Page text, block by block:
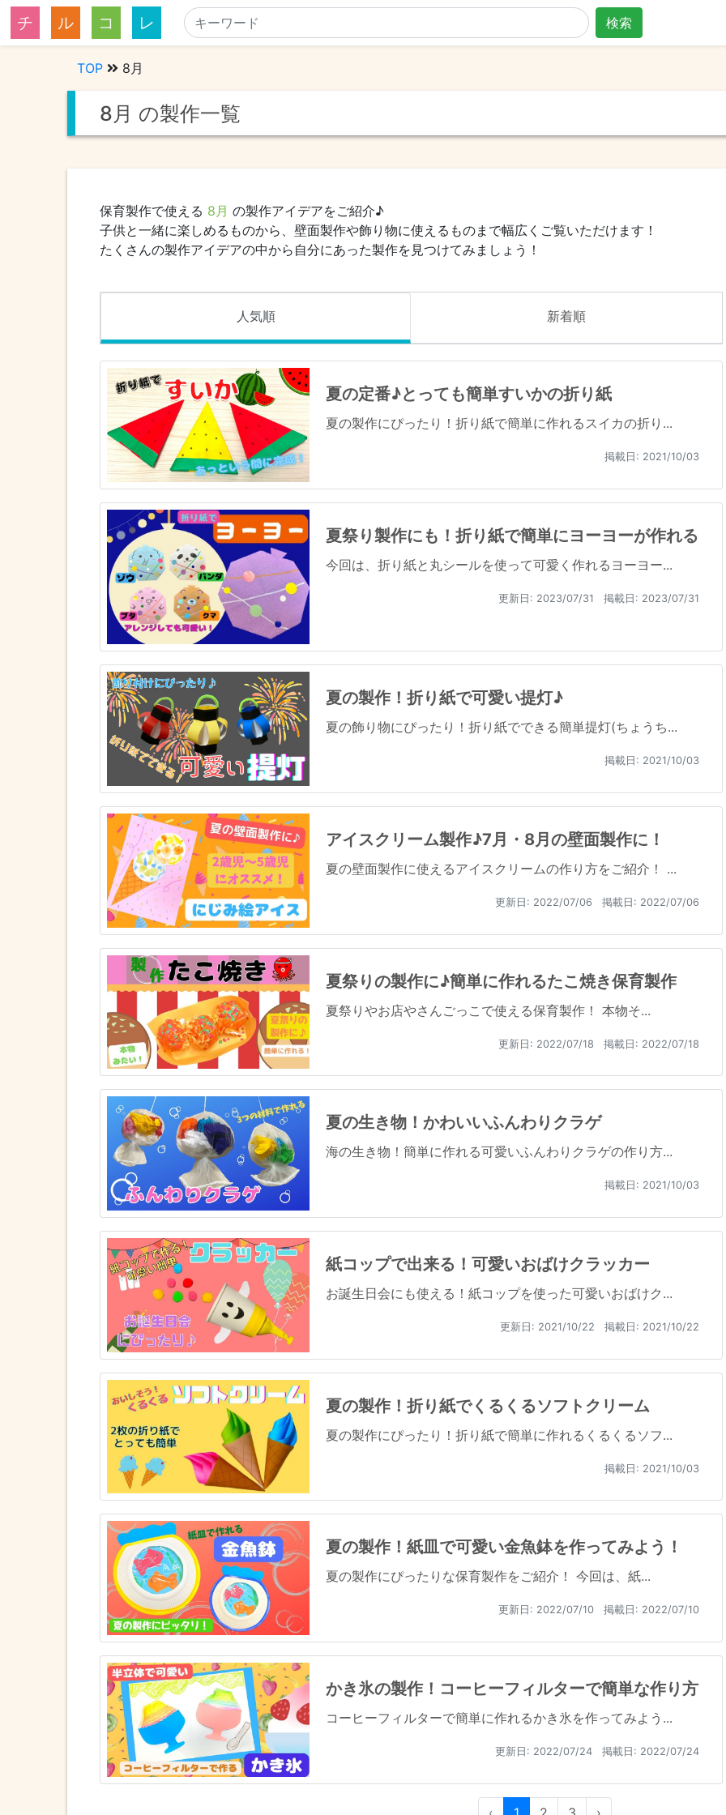
チ ル コ レ 検索
TOP 8月
8月 の製作一覧
保育製作で使える 8月 の製作アイデアをご紹介♪
子供と一緒に楽しめるものから、壁面製作や飾り物に使えるものまで幅広くご覧いただけます！
たくさんの製作アイデアの中から自分にあった製作を見つけてみましょう！
人気順 新着順
夏の定番♪とっても簡単すいかの折り紙
夏の製作にぴったり！折り紙で簡単に作れるスイカの折り...
掲載日: 2021/10/03
夏祭り製作にも！折り紙で簡単にヨーヨーが作れる
今回は、折り紙と丸シールを使って可愛く作れるヨーヨー...
更新日: 2023/07/31 掲載日: 2023/07/31
夏の製作！折り紙で可愛い提灯♪
夏の飾り物にぴったり！折り紙でできる簡単提灯(ちょうち...
掲載日: 2021/10/03
アイスクリーム製作♪7月・8月の壁面製作に！
夏の壁面製作に使えるアイスクリームの作り方をご紹介！ ...
更新日: 2022/07/06 掲載日: 2022/07/06
夏祭りの製作に♪簡単に作れるたこ焼き保育製作
夏祭りやお店やさんごっこで使える保育製作！ 本物そ...
更新日: 2022/07/18 掲載日: 2022/07/18
夏の生き物！かわいいふんわりクラゲ
海の生き物！簡単に作れる可愛いふんわりクラゲの作り方...
掲載日: 2021/10/03
紙コップで出来る！可愛いおばけクラッカー
お誕生日会にも使える！紙コップを使った可愛いおばけク...
更新日: 2021/10/22 掲載日: 2021/10/22
夏の製作！折り紙でくるくるソフトクリーム
夏の製作にぴったり！折り紙で簡単に作れるくるくるソフ...
掲載日: 2021/10/03
夏の製作！紙皿で可愛い金魚鉢を作ってみよう！
夏の製作にぴったりな保育製作をご紹介！ 今回は、紙...
更新日: 2022/07/10 掲載日: 2022/07/10
かき氷の製作！コーヒーフィルターで簡単な作り方
コーヒーフィルターで簡単に作れるかき氷を作ってみよう...
更新日: 2022/07/24 掲載日: 2022/07/24